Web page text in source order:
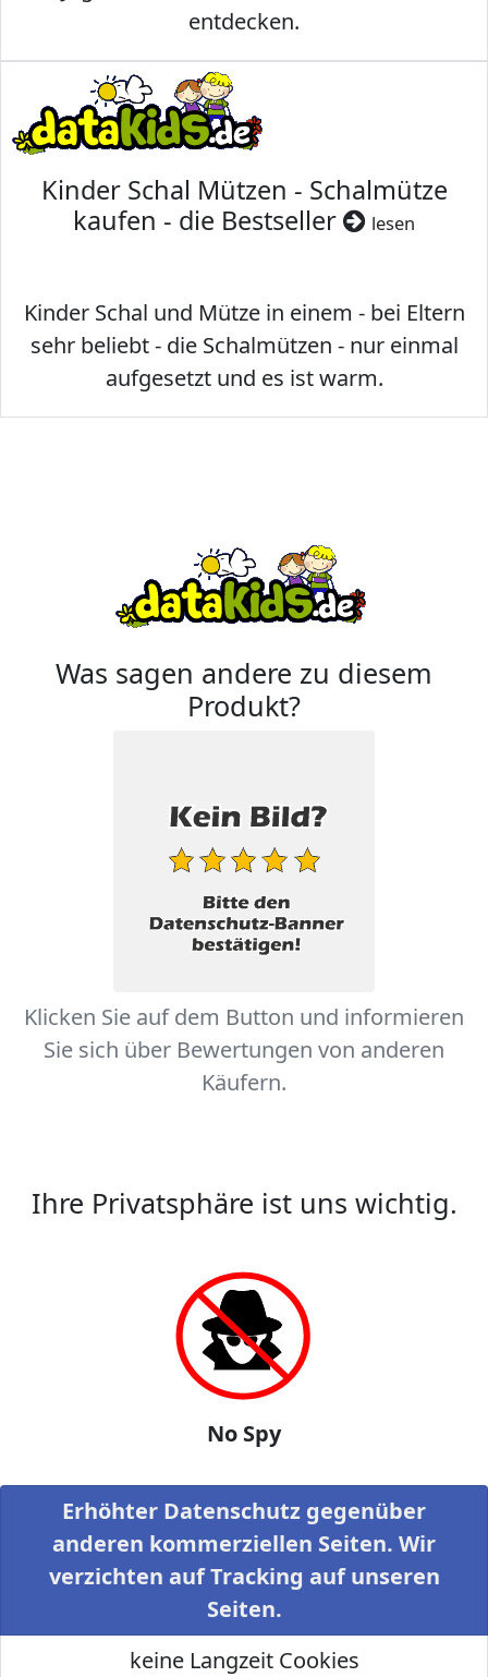
entdecken.
Kinder Schal Mützen - Schalmütze
kaufen - die Bestseller
lesen
Kinder Schal und Mütze in einem - bei Eltern
sehr beliebt - die Schalmützen - nur einmal
aufgesetzt und es ist warm.
Was sagen andere zu diesem
Produkt?
Klicken Sie auf dem Button und informieren
Sie sich über Bewertungen von anderen
Käufern.
Ihre Privatsphäre ist uns wichtig.
No Spy
Erhöhter Datenschutz gegenüber
anderen kommerziellen Seiten. Wir
verzichten auf Tracking auf unseren
Seiten.
keine Langzeit Cookies